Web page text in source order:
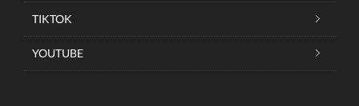
TIKTOK
YOUTUBE